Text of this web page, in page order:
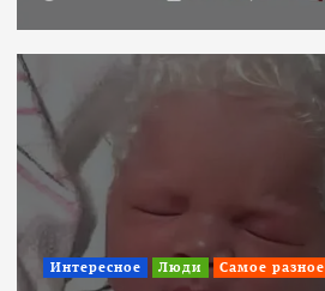
Интересное Люди Самое разное